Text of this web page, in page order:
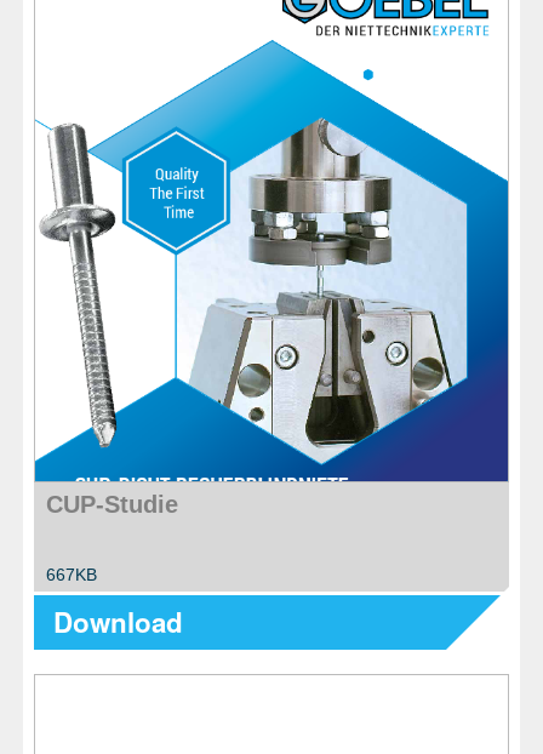
EPI ÉQUIPEMENT
RABAIS
%SOLDES%
CUP-Studie
667KB
Download